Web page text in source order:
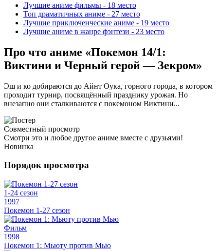
Лучшие аниме фильмы - 18 место
Топ драматичных аниме - 27 место
Лучшие приключенческие аниме - 19 место
Лучшие аниме в жанре фэнтези - 23 место
Про что аниме «Покемон 14/1:
Виктини и Черный герой — Зекром»
Эш и ко добираются до Айнт Оука, горного города, в котором
проходит турнир, посвящённый празднику урожая. Но
внезапно они сталкиваются с покемоном Виктини...
Совместный просмотр
Смотри это и любое другое аниме вместе с друзьями!
Новинка
Порядок просмотра
1-24 сезон
1997
Покемон 1-27 сезон
Фильм
1998
Покемон 1: Мьюту против Мью